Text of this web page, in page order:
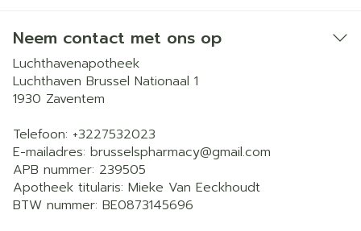
Neem contact met ons op
Luchthavenapotheek
Luchthaven Brussel Nationaal 1
1930 Zaventem
Telefoon: +3227532023
E-mailadres: brusselspharmacy@gmail.com
APB nummer: 239505
Apotheek titularis: Mieke Van Eeckhoudt
BTW nummer: BE0873145696